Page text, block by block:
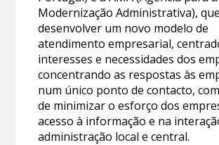
Modernização Administrativa),
desenvolver um novo modelo de
atendimento empresarial,
interesses e necessidades dos
concentrando as respostas às
num único ponto de contacto,
de minimizar o esforço dos
acesso à informação e na
administração local e central.